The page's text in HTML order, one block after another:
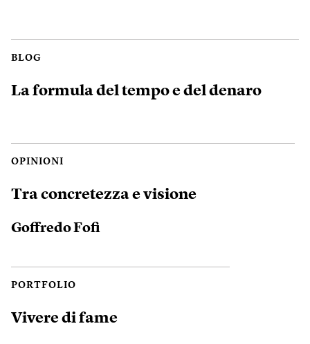
BLOG
La formula del tempo e del denaro
OPINIONI
Tra concretezza e visione
Goffredo Fofi
PORTFOLIO
Vivere di fame